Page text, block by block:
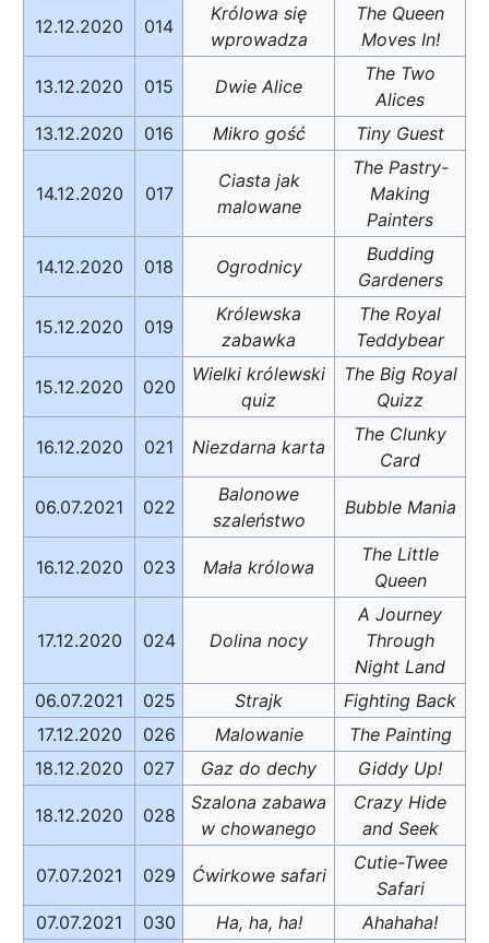
12.12.2020 014
Królowa się
wprowadza
The Queen
Moves In!
13.12.2020 015 Dwie Alice
The Two
Alices
13.12.2020
016 Mikro gość Tiny Guest
14.12.2020 017
Ciasta jak
malowane
The Pastry-
Making
Painters
14.12.2020 018 Ogrodnicy
Budding
Gardeners
15.12.2020 019
Królewska
zabawka
The Royal
Teddybear
15.12.2020 020
Wielki królewski
quiz
The Big Royal
Quizz
16.12.2020 021 Niezdarna karta
The Clunky
Card
06.07.2021 022
Balonowe
szaleństwo
Bubble Mania
16.12.2020 023 Mała królowa
The Little
Queen
17.12.2020 024 Dolina nocy
A Journey
Through
Night Land
06.07.2021
025 Strajk
Fighting Back
17.12.2020
026 Malowanie
The Painting
18.12.2020
027 Gaz do dechy Giddy Up!
18.12.2020 028
Szalona zabawa
w chowanego
Crazy Hide
and Seek
07.07.2021 029 Ćwirkowe safari
Cutie-Twee
Safari
07.07.2021
030 Ha, ha, ha! Ahahaha!